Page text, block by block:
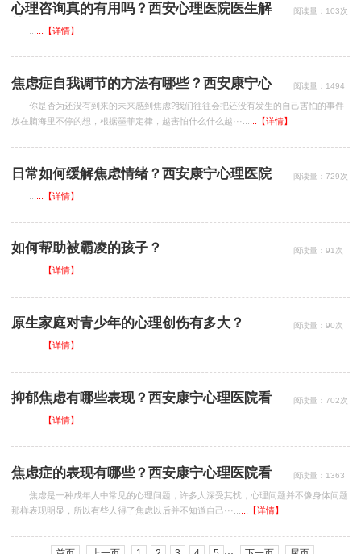
心理咨询真的有用吗？西安心理医院医生解
阅读量：103次
...【详情】
焦虑症自我调节的方法有哪些？西安康宁心
理医院在线咨询
阅读量：1494
你是否为还没有到来的未来感到焦虑?我们往往会把还没有发生的自己害怕的事件
放在脑海里不停的想，根据墨菲定律，越害怕什么什么越···...
...【详情】
日常如何缓解焦虑情绪？西安康宁心理医院
看焦虑怎么样？
阅读量：729次
...【详情】
如何帮助被霸凌的孩子？ 阅读量：91次
...【详情】
原生家庭对青少年的心理创伤有多大？ 阅读量：90次
...【详情】
抑郁焦虑有哪些表现？西安康宁心理医院看
抑郁焦虑怎么样？
阅读量：702次
...【详情】
焦虑症的表现有哪些？西安康宁心理医院看
焦虑怎么样？
阅读量：1363
焦虑是一种成年人中常见的心理问题，许多人深受其扰，心理问题并不像身体问题
那样表现明显，所以有些人得了焦虑以后并不知道自己···...
...【详情】